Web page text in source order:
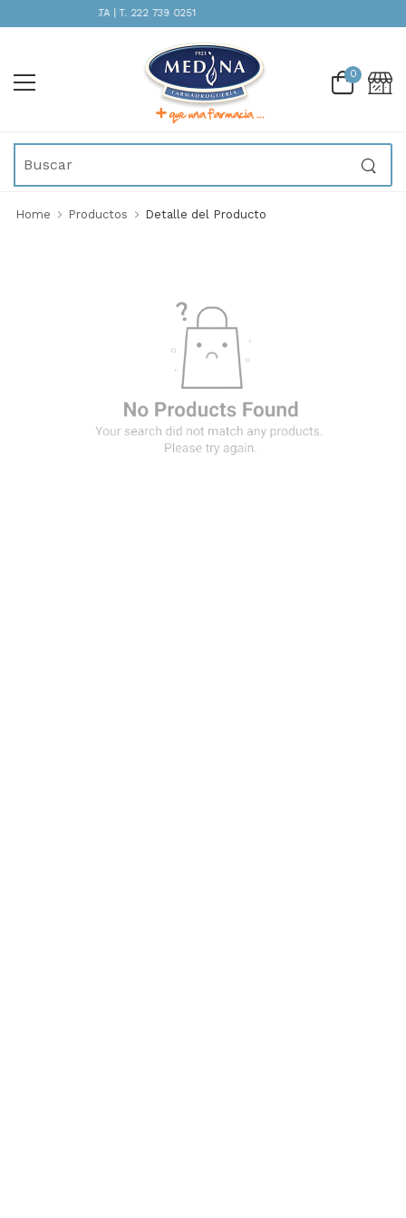
ATENCIÓN INMEDIATA | T. 222 739 0251
0
Home Productos Detalle del Producto